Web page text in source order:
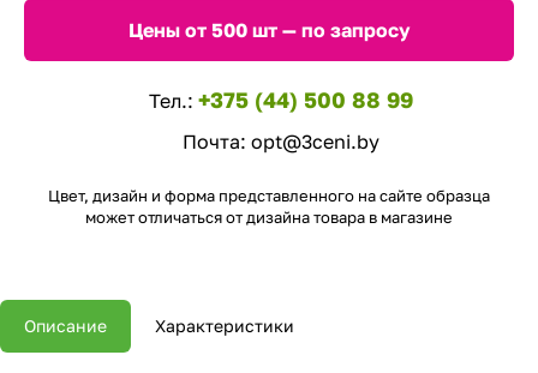
Цены от 500 шт — по запросу
Тел.: +375 (44) 500 88 99
Почта: opt@3ceni.by
Цвет, дизайн и форма представленного на сайте образца
может отличаться от дизайна товара в магазине
Описание Характеристики